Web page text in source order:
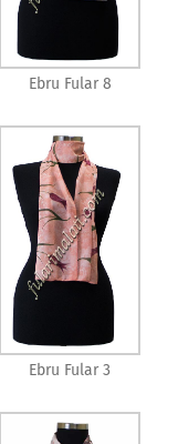
Ebru Fular 8
Ebru Fular 3